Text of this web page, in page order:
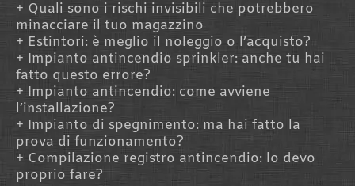
Quali sono i rischi invisibili che potrebbero
minacciare il tuo magazzino
Estintori: è meglio il noleggio o l’acquisto?
Impianto antincendio sprinkler: anche tu hai
fatto questo errore?
Impianto antincendio: come avviene
l’installazione?
Impianto di spegnimento: ma hai fatto la
prova di funzionamento?
Compilazione registro antincendio: lo devo
proprio fare?